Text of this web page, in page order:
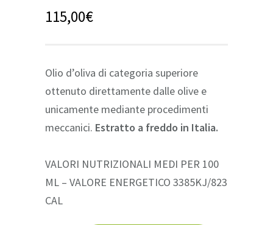
115,00€
Olio d’oliva di categoria superiore
ottenuto direttamente dalle olive e
unicamente mediante procedimenti
meccanici. Estratto a freddo in Italia.
VALORI NUTRIZIONALI MEDI PER 100
ML – VALORE ENERGETICO 3385KJ/823
CAL